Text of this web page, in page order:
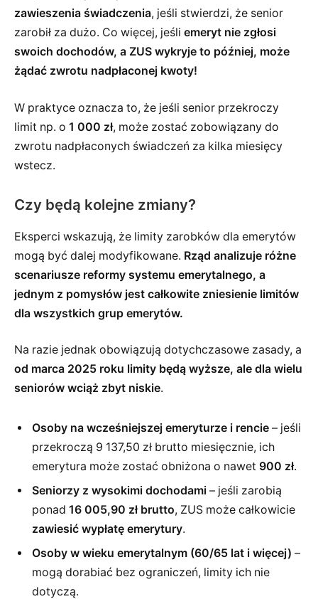
zawieszenia świadczenia, jeśli stwierdzi, że senior
zarobił za dużo. Co więcej, jeśli emeryt nie zgłosi
swoich dochodów, a ZUS wykryje to później, może
żądać zwrotu nadpłaconej kwoty!
W praktyce oznacza to, że jeśli senior przekroczy
limit np. o 1 000 zł, może zostać zobowiązany do
zwrotu nadpłaconych świadczeń za kilka miesięcy
wstecz.
Czy będą kolejne zmiany?
Eksperci wskazują, że limity zarobków dla emerytów
mogą być dalej modyfikowane. Rząd analizuje różne
scenariusze reformy systemu emerytalnego, a
jednym z pomysłów jest całkowite zniesienie limitów
dla wszystkich grup emerytów.
Na razie jednak obowiązują dotychczasowe zasady, a
od marca 2025 roku limity będą wyższe, ale dla wielu
seniorów wciąż zbyt niskie.
Osoby na wcześniejszej emeryturze i rencie – jeśli
przekroczą 9 137,50 zł brutto miesięcznie, ich
emerytura może zostać obniżona o nawet 900 zł.
Seniorzy z wysokimi dochodami – jeśli zarobią
ponad 16 005,90 zł brutto, ZUS może całkowicie
zawiesić wypłatę emerytury.
Osoby w wieku emerytalnym (60/65 lat i więcej) –
mogą dorabiać bez ograniczeń, limity ich nie
dotyczą.